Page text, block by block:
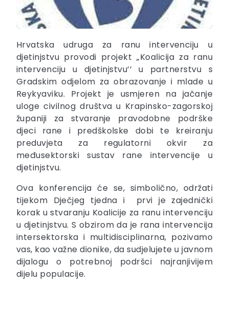
Hrvatska udruga za ranu intervenciju u
djetinjstvu provodi projekt „Koalicija za ranu
intervenciju u djetinjstvu’’ u partnerstvu s
Gradskim odjelom za obrazovanje i mlade u
Reykyaviku. Projekt je usmjeren na jačanje
uloge civilnog društva u Krapinsko-zagorskoj
županiji za stvaranje pravodobne podrške
djeci rane i predškolske dobi te kreiranju
preduvjeta za regulatorni okvir za
međusektorski sustav rane intervencije u
djetinjstvu.
Ova konferencija će se, simbolično, održati
tijekom Dječjeg tjedna i prvi je zajednički
korak u stvaranju Koalicije za ranu intervenciju
u djetinjstvu. S obzirom da je rana intervencija
intersektorska i multidisciplinarna, pozivamo
vas, kao važne dionike, da sudjelujete u javnom
dijalogu o potrebnoj podršci najranjivijem
dijelu populacije.